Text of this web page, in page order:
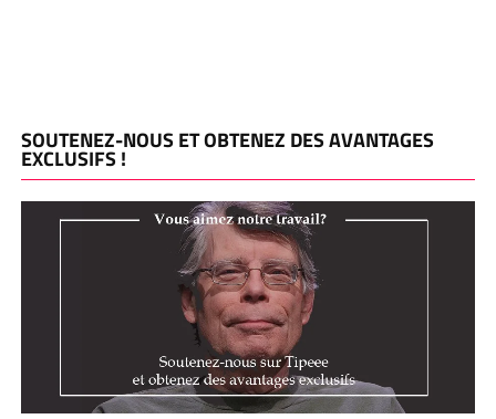
SOUTENEZ-NOUS ET OBTENEZ DES AVANTAGES
EXCLUSIFS !